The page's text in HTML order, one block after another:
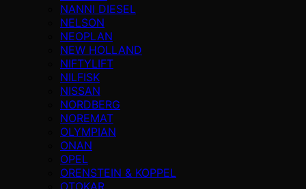
NANNI DIESEL
NELSON
NEOPLAN
NEW HOLLAND
NIFTYLIFT
NILFISK
NISSAN
NORDBERG
NOREMAT
OLYMPIAN
ONAN
OPEL
ORENSTEIN & KOPPEL
OTOKAR